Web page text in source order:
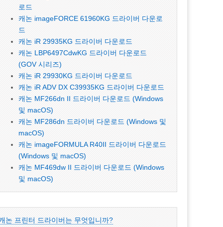
로드
캐논 imageFORCE 61960KG 드라이버 다운로
드
캐논 iR 29935KG 드라이버 다운로드
캐논 LBP6497CdwKG 드라이버 다운로드
(GOV 시리즈)
캐논 iR 29930KG 드라이버 다운로드
캐논 iR ADV DX C39935KG 드라이버 다운로드
캐논 MF266dn II 드라이버 다운로드 (Windows
및 macOS)
캐논 MF286dn 드라이버 다운로드 (Windows 및
macOS)
캐논 imageFORMULA R40II 드라이버 다운로드
(Windows 및 macOS)
캐논 MF469dw II 드라이버 다운로드 (Windows
및 macOS)
논 프린터 드라이버는 무엇입니까?